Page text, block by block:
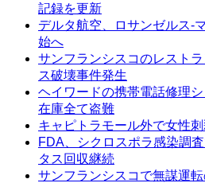
記録を更新
デルタ航空、ロサンゼルス-
始へ
サンフランシスコのレスト
ス破壊事件発生
ヘイワードの携帯電話修理
在庫全て盗難
キャピトラモール外で女性
FDA、シクロスポラ感染調
タス回収継続
サンフランシスコで無謀運